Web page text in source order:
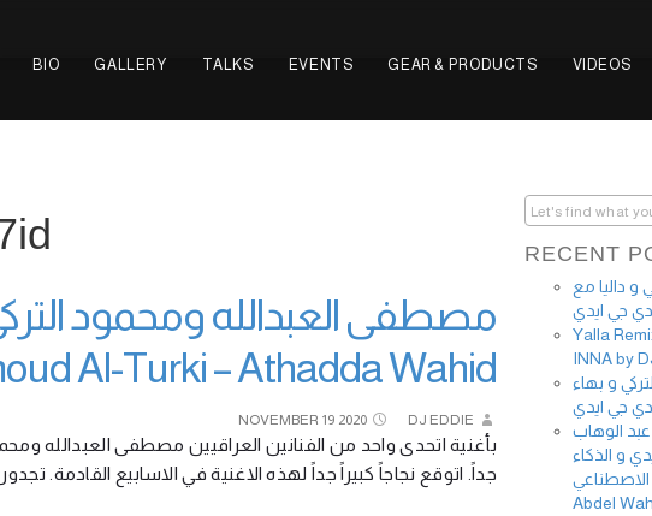
BIO GALLERY TALKS EVENTS GEAR & PRODUCTS VIDEOS
Al-Turki – Athadda Wahid
NOVEMBER 19 2020 DJ EDDIE
بأغنية اتحدى واحد من الفنانين العراقيين مصطفى العبدالله
جداً. اتوقع نجاجاً كبيراً جداً لهذه الاغنية في الاسابيع القادمة.
RECENT
داليا مع
دي جي ايدي
Yalla
INNA by
و بهاء
جي ايدي
الوهاب
و الذكاء
الاصطناعي Tegy Nenbesit remix – Sherine
Abdel